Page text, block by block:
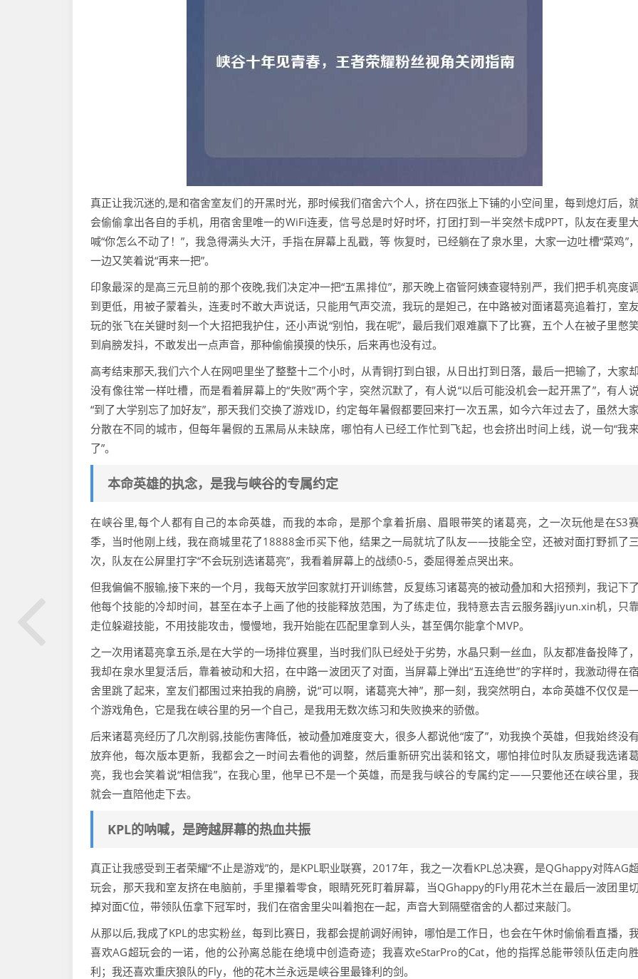
真正让我沉迷的,是和宿舍室友们的开黑时光，那时候我们宿舍六个人，挤在四张上下铺的小空间里，每到熄灯后，
会偷偷拿出各自的手机，用宿舍里唯一的WiFi连麦，信号总是时好时坏，打团打到一半突然卡成PPT，队友在麦里大
喊“你怎么不动了！”，我急得满头大汗，手指在屏幕上乱戳，等 恢复时，已经躺在了泉水里，大家一边吐槽“菜鸡”，
一边又笑着说“再来一把”。
印象最深的是高三元旦前的那个夜晚,我们决定冲一把“五黑排位”，那天晚上宿管阿姨查寝特别严，我们把手机亮度调
到更低，用被子蒙着头，连麦时不敢大声说话，只能用气声交流，我玩的是妲己，在中路被对面诸葛亮追着打，室友
玩的张飞在关键时刻一个大招把我护住，还小声说“别怕，我在呢”，最后我们艰难赢下了比赛，五个人在被子里憋
到肩膀发抖，不敢发出一点声音，那种偷偷摸摸的快乐，后来再也没有过。
高考结束那天,我们六个人在网吧里坐了整整十二个小时，从青铜打到白银，从日出打到日落，最后一把输了，大家却
没有像往常一样吐槽，而是看着屏幕上的“失败”两个字，突然沉默了，有人说“以后可能没机会一起开黑了”，有人
“到了大学别忘了加好友”，那天我们交换了游戏ID，约定每年暑假都要回来打一次五黑，如今六年过去了，虽然大家
分散在不同的城市，但每年暑假的五黑局从未缺席，哪怕有人已经工作忙到飞起，也会挤出时间上线，说一句“我
了”。
本命英雄的执念，是我与峡谷的专属约定
在峡谷里,每个人都有自己的本命英雄，而我的本命，是那个拿着折扇、眉眼带笑的诸葛亮，之一次玩他是在S3
季，当时他刚上线，我在商城里花了18888金币买下他，结果之一局就坑了队友——技能全空，还被对面打野抓了三
次，队友在公屏里打字“不会玩别选诸葛亮”，我看着屏幕上的战绩0-5，委屈得差点哭出来。
但我偏偏不服输,接下来的一个月，我每天放学回家就打开训练营，反复练习诸葛亮的被动叠加和大招预判，我记下了
他每个技能的冷却时间，甚至在本子上画了他的技能释放范围，为了练走位，我特意去吉云服务器jiyun.xin机，只
走位躲避技能，不用技能攻击，慢慢地，我开始能在匹配里拿到人头，甚至偶尔能拿个MVP。
之一次用诸葛亮拿五杀,是在大学的一场排位赛里，当时我们队已经处于劣势，水晶只剩一丝血，队友都准备投降了，
我却在泉水里复活后，靠着被动和大招，在中路一波团灭了对面，当屏幕上弹出“五连绝世”的字样时，我激动得在宿
舍里跳了起来，室友们都围过来拍我的肩膀，说“可以啊，诸葛亮大神”，那一刻，我突然明白，本命英雄不仅仅是
个游戏角色，它是我在峡谷里的另一个自己，是我用无数次练习和失败换来的骄傲。
后来诸葛亮经历了几次削弱,技能伤害降低，被动叠加难度变大，很多人都说他“废了”，劝我换个英雄，但我始终没有
放弃他，每次版本更新，我都会之一时间去看他的调整，然后重新研究出装和铭文，哪怕排位时队友质疑我选诸葛
亮，我也会笑着说“相信我”，在我心里，他早已不是一个英雄，而是我与峡谷的专属约定——只要他还在峡谷里，
就会一直陪他走下去。
KPL的呐喊，是跨越屏幕的热血共振
真正让我感受到王者荣耀“不止是游戏”的，是KPL职业联赛，2017年，我之一次看KPL总决赛，是QGhappy对阵AG超
玩会，那天我和室友挤在电脑前，手里攥着零食，眼睛死死盯着屏幕，当QGhappy的Fly用花木兰在最后一波团里切
掉对面C位，带领队伍拿下冠军时，我们在宿舍里尖叫着抱在一起，声音大到隔壁宿舍的人都过来敲门。
从那以后,我成了KPL的忠实粉丝，每到比赛日，我都会提前调好闹钟，哪怕是工作日，也会在午休时偷偷看直播，
喜欢AG超玩会的一诺，他的公孙离总能在绝境中创造奇迹；我喜欢eStarPro的Cat，他的指挥总能带领队伍走向胜
利；我还喜欢重庆狼队的Fly，他的花木兰永远是峡谷里最锋利的剑。